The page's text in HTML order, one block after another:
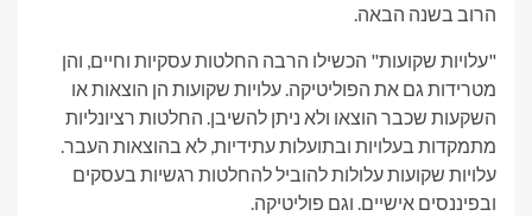
הרוב בשנה הבאה.
"עלויות שקועות" הכשילו הרבה החלטות עסקיות וחיים, והן
מטרידות גם את הפוליטיקה. עלויות שקועות הן הוצאות או
השקעות שכבר הוצאו ולא ניתן להשיבן. החלטות רציונליות
מתמקדות בעלויות ובתועלות עתידיות, לא בהוצאות העבר.
עלויות שקועות עלולות להוביל להחלטות רגשיות בעסקים
ובפיננסים אישיים. וגם פוליטיקה.